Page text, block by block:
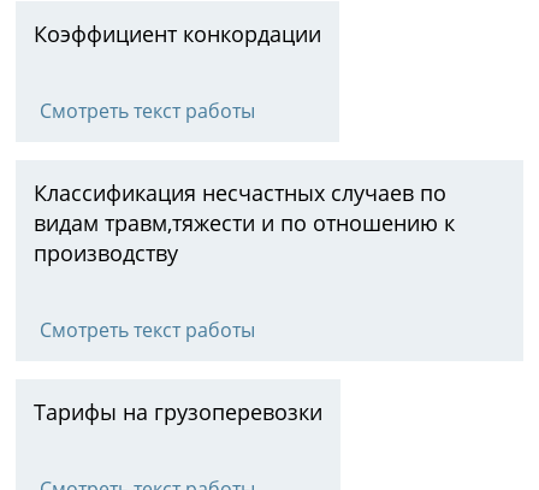
Коэффициент конкордации
Смотреть текст работы
Классификация несчастных случаев по
видам травм,тяжести и по отношению к
производству
Смотреть текст работы
Тарифы на грузоперевозки